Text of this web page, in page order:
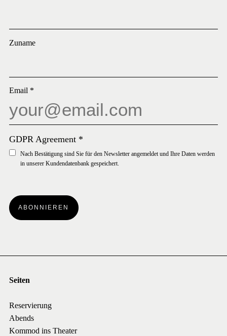
Zuname
Email *
GDPR Agreement *
Nach Bestätigung sind Sie für den Newsletter angemeldet und Ihre Daten werden
in unserer Kundendatenbank gespeichert.
ABONNIEREN
Seiten
Reservierung
Abends
Kommod ins Theater